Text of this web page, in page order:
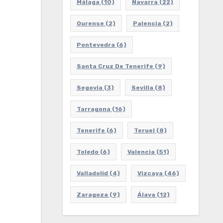
Málaga (10) Navarra (22)
Ourense (2) Palencia (2)
Pontevedra (6)
Santa Cruz De Tenerife (9)
Segovia (3) Sevilla (8)
Tarragona (16)
Tenerife (6) Teruel (8)
Toledo (6) Valencia (51)
Valladolid (4) Vizcaya (46)
Zaragoza (9) Álava (12)